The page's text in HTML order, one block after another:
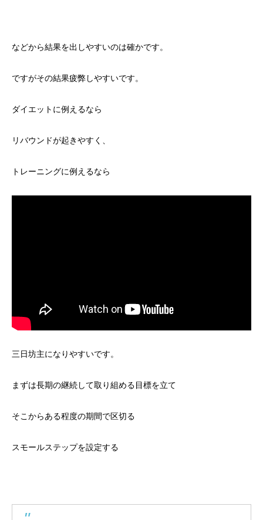
などから結果を出しやすいのは確かです。
ですがその結果疲弊しやすいです。
ダイエットに例えるなら
リバウンドが起きやすく、
トレーニングに例えるなら
三日坊主になりやすいです。
まずは長期の継続して取り組める目標を立て
そこからある程度の期間で区切る
スモールステップを設定する